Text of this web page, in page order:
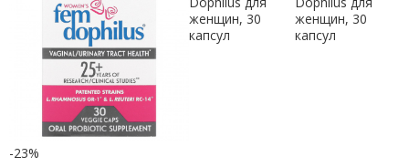
-23%